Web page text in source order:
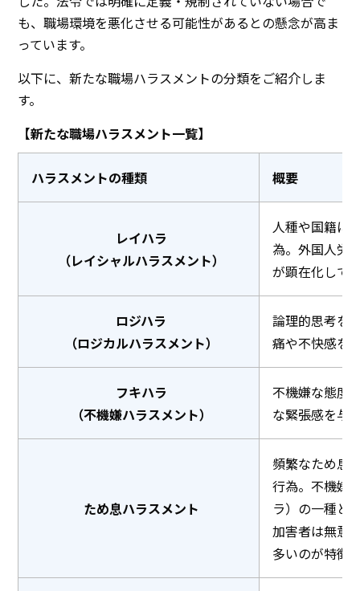
も、職場環境を悪化させる可能性があるとの懸念が高ま
っています。
以下に、新たな職場ハラスメントの分類をご紹介しま
す。
【新たな職場ハラスメント一覧】
ハラスメントの種類 概要
レイハラ
（レイシャルハラスメント）
人種や国籍に
為。外国人労
が顕在化して
ロジハラ
（ロジカルハラスメント）
論理的思考を
痛や不快感を
フキハラ
（不機嫌ハラスメント）
不機嫌な態度
な緊張感を与
ため息ハラスメント
頻繁なため息
行為。不機嫌
ラ）の一種と
加害者は無意
多いのが特徴